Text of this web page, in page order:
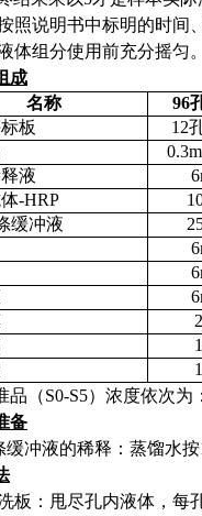
照说明书中标明的时间
体组分使用前充分摇匀。
成
名称
96
板
12
液
-HRP
缓冲液
2
1
1
品（S0-S5）浓度依次为：
备
缓冲液的稀释：蒸馏水按
板：甩尽孔内液体，每